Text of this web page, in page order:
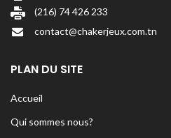
(216) 74 426 233
contact@chakerjeux.com.tn
PLAN DU SITE
Accueil
Qui sommes nous?